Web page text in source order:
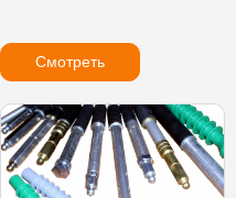
Смотреть